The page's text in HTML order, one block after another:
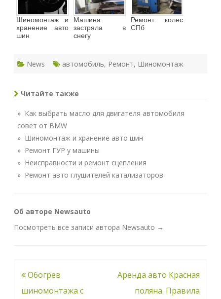
Шиномонтаж и
хранение авто
шин
Машина
застряла в
снегу
Ремонт колес
СПб
News автомобиль, Ремонт, Шиномонтаж
Читайте также
» Как выбрать масло для двигателя автомобиля
совет от BMW
» Шиномонтаж и хранение авто шин
» Ремонт ГУР у машины
» Неисправности и ремонт сцепления
» Ремонт авто глушителей катализаторов
Об авторе Newsauto
Посмотреть все записи автора Newsauto →
Навигация
по
Обогрев
шиномонтажа с
Аренда авто Красная
поляна. Правила